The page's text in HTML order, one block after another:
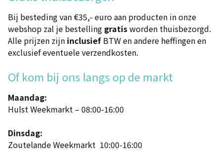
Bij besteding van €35,- euro aan producten in onze
webshop zal je bestelling gratisworden thuisbezorgd.
Alle prijzen zijn inclusief BTW en andere heffingen en
exclusief eventuele verzendkosten.
Of kom bij ons langs op de markt
Maandag:
Hulst Weekmarkt – 08:00-16:00
Dinsdag:
Zoutelande Weekmarkt 10:00-16:00